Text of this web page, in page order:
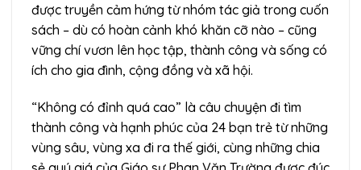
được truyền cảm hứng từ nhóm tác giả trong cuốn
sách – dù có hoàn cảnh khó khăn cỡ nào – cũng
vững chí vươn lên học tập, thành công và sống có
ích cho gia đình, cộng đồng và xã hội.
“Không có đỉnh quá cao” là câu chuyện đi tìm
thành công và hạnh phúc của 24 bạn trẻ từ những
vùng sâu, vùng xa đi ra thế giới, cùng những chia